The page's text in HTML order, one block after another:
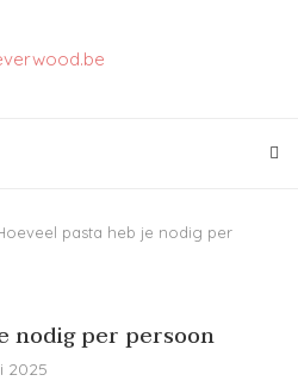
pasta heb je nodig per
nodig per persoon
2025